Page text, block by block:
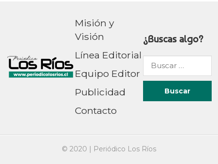
Misión y
Visión
Línea Editorial
Equipo Editor
Publicidad
Contacto
¿Buscas algo?
Buscar
por:
© 2020 | Periódico Los Ríos